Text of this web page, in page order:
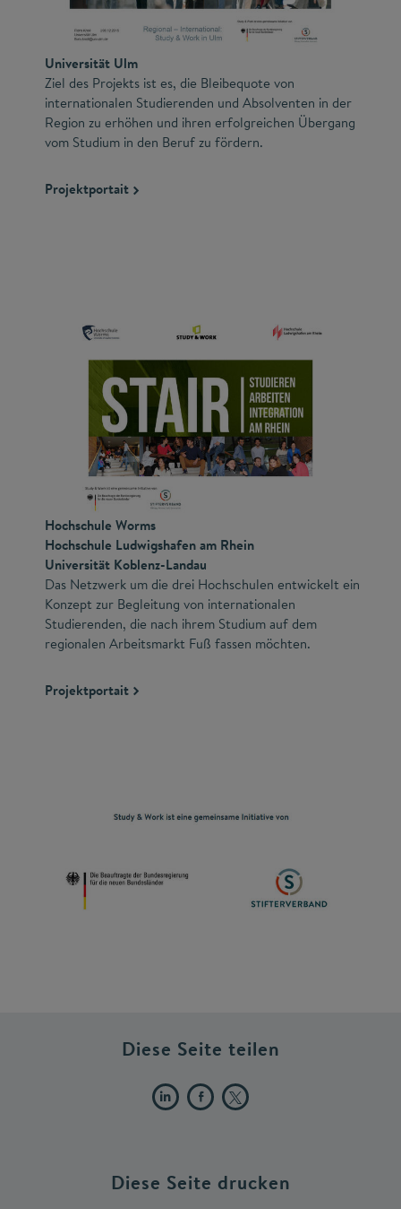
Universität Ulm
Ziel des Projekts ist es, die Bleibequote von
internationalen Studierenden und Absolventen in der
Region zu erhöhen und ihren erfolgreichen Übergang
vom Studium in den Beruf zu fördern.
Projektportait
Hochschule Worms
Hochschule Ludwigshafen am Rhein
Universität Koblenz-Landau
Das Netzwerk um die drei Hochschulen entwickelt ein
Konzept zur Begleitung von internationalen
Studierenden, die nach ihrem Studium auf dem
regionalen Arbeitsmarkt Fuß fassen möchten.
Projektportait
Diese Seite teilen
Diese Seite drucken